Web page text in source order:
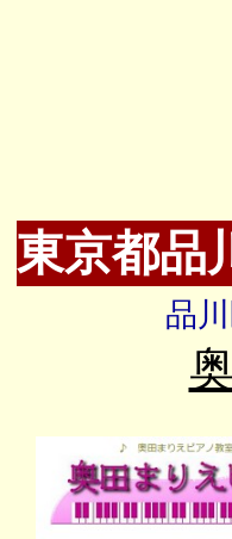
東京都品
品